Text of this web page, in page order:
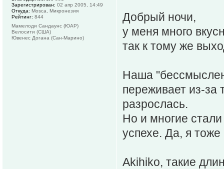
Добрый ночи,
у меня много
так к тому же
Наша
переживает из-за
разрослась.
Но и многие
успехе. Да, я
Akihiko, такие
Зарегистрирован: 02 апр 2005, 14:49
Откуда: Mosca, Микронезия
Рейтинг: 844
Мамелоди Сандаунс (ЮАР)
Велосити (США)
Ювенес Догана (Сан-Марино)